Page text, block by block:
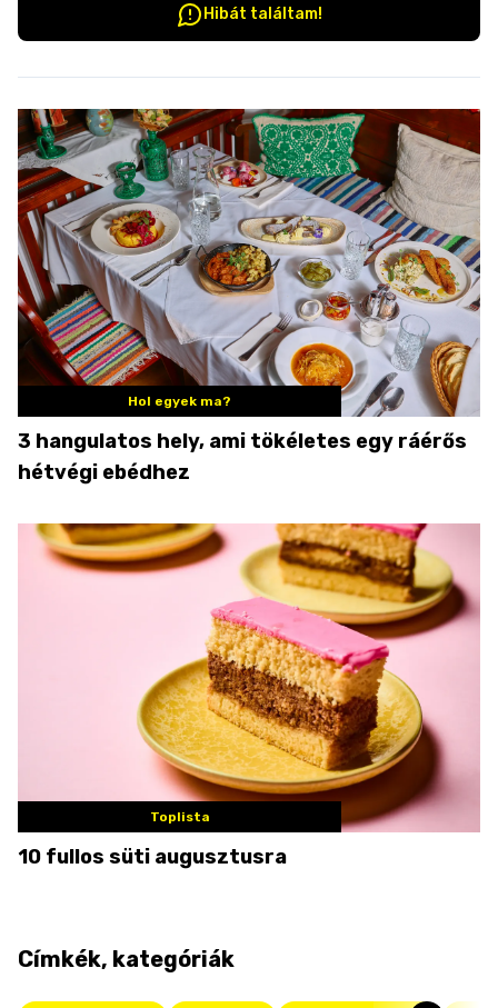
Hibát találtam!
Hol egyek ma?
3 hangulatos hely, ami tökéletes egy ráérős
hétvégi ebédhez
Toplista
10 fullos süti augusztusra
Címkék, kategóriák